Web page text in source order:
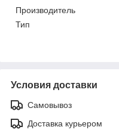
Производитель
Тип
Условия доставки
Самовывоз
Доставка курьером